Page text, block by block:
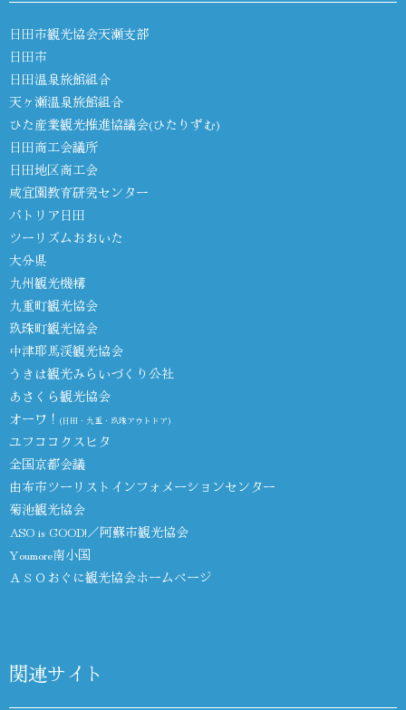
日田市観光協会天瀬支部
日田市
日田温泉旅館組合
天ヶ瀬温泉旅館組合
ひた産業観光推進協議会(ひたりずむ)
日田商工会議所
日田地区商工会
咸宜園教育研究センター
パトリア日田
ツーリズムおおいた
大分県
九州観光機構
九重町観光協会
玖珠町観光協会
中津耶馬渓観光協会
うきは観光みらいづくり公社
あさくら観光協会
オーワ！ (日田・九重・玖珠アウトドア)
ユフココクスヒタ
全国京都会議
由布市ツーリストインフォメーションセンター
菊池観光協会
ASO is GOOD!／阿蘇市観光協会
Youmore南小国
ＡＳＯおぐに観光協会ホームページ
関連サイト